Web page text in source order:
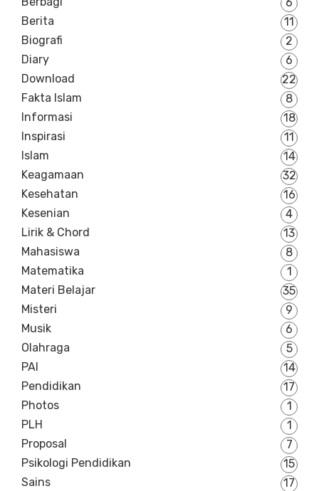
6
Berita
11
Biografi
2
Diary
6
Download
22
Fakta Islam
8
Informasi
18
Inspirasi
11
Islam
14
Keagamaan
32
Kesehatan
16
Kesenian
4
Lirik & Chord
13
Mahasiswa
8
Matematika
1
Materi Belajar
35
Misteri
9
Musik
6
Olahraga
5
PAI
14
Pendidikan
17
Photos
1
PLH
1
Proposal
7
Psikologi Pendidikan
15
Sains
17